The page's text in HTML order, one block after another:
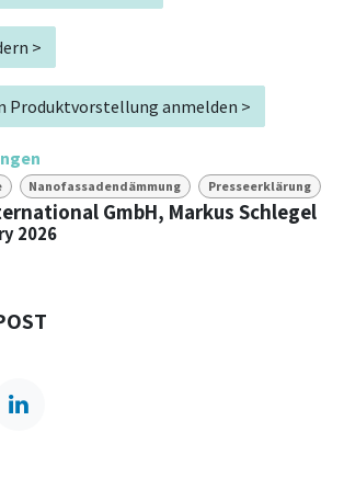
>
Produktvorstellung anmelden >
Nanofassadendämmung Presseerklärung
GmbH, Markus Schlegel
2026